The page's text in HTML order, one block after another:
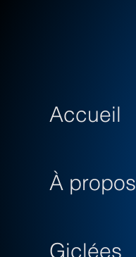
Accueil
À propos
Giclées